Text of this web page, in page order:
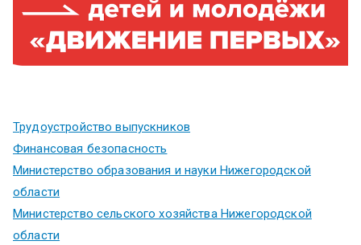
Трудоустройство выпускников
Финансовая безопасность
Министерство образования и науки Нижегородской
области
Министерство сельского хозяйства Нижегородской
области